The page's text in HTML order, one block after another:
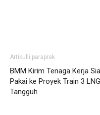
Artikulli paraprak
BMM Kirim Tenaga Kerja
Pakai ke Proyek Train 3 LNG
Tangguh